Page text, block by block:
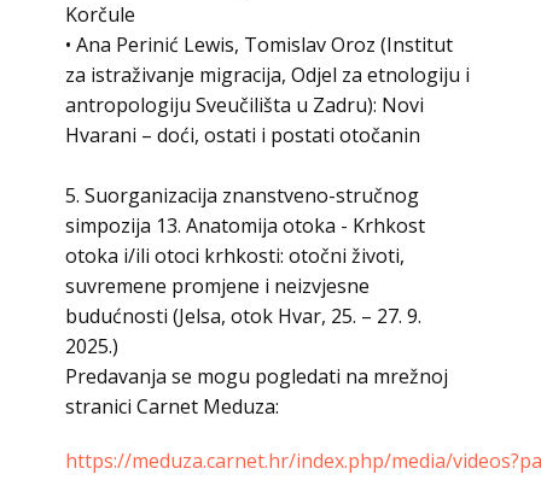
Korčule
• Ana Perinić Lewis, Tomislav Oroz (Institut
za istraživanje migracija, Odjel za etnologiju i
antropologiju Sveučilišta u Zadru): Novi
Hvarani – doći, ostati i postati otočanin
5. Suorganizacija znanstveno-stručnog
simpozija 13. Anatomija otoka - Krhkost
otoka i/ili otoci krhkosti: otočni životi,
suvremene promjene i neizvjesne
budućnosti (Jelsa, otok Hvar, 25. – 27. 9.
2025.)
Predavanja se mogu pogledati na mrežnoj
stranici Carnet Meduza:
https://meduza.carnet.hr/index.php/media/